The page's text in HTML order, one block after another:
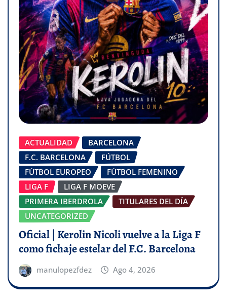
ACTUALIDAD
BARCELONA
F.C. BARCELONA
FÚTBOL
FÚTBOL EUROPEO
FÚTBOL FEMENINO
LIGA F
LIGA F MOEVE
PRIMERA IBERDROLA
TITULARES DEL DÍA
UNCATEGORIZED
Oficial | Kerolin Nicoli vuelve a la Liga F
como fichaje estelar del F.C. Barcelona
manulopezfdez Ago 4, 2026